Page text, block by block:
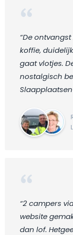
“De
koffie,
gaat vlotjes.
nostalgisch
“2 campers
website
dan lof.